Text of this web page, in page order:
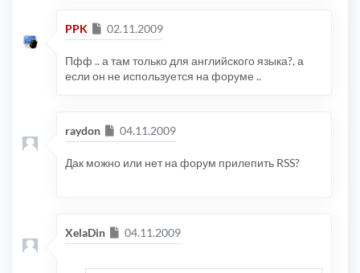
PPK Сообщение
02.11.2009
Пфф .. а там только для английского языка?, а
если он не используется на форуме ..
raydon Сообщение
04.11.2009
Дак можно или нет на форум прилепить RSS?
XelaDin Сообщение
04.11.2009